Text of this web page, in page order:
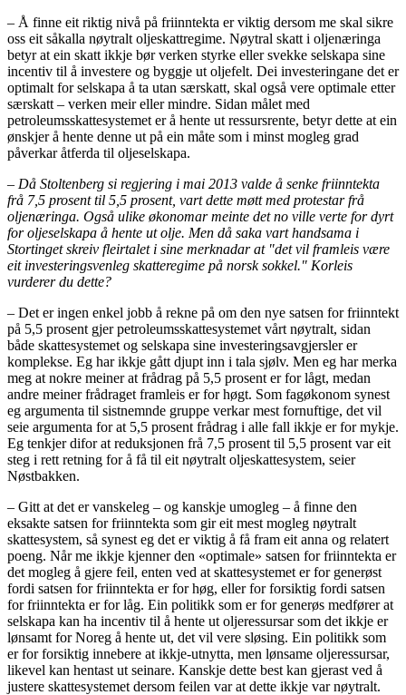
– Å finne eit riktig nivå på friinntekta er viktig dersom me skal sikre
oss eit såkalla nøytralt oljeskattregime. Nøytral skatt i oljenæringa
betyr at ein skatt ikkje bør verken styrke eller svekke selskapa sine
incentiv til å investere og byggje ut oljefelt. Dei investeringane det er
optimalt for selskapa å ta utan særskatt, skal også vere optimale etter
særskatt – verken meir eller mindre. Sidan målet med
petroleumsskattesystemet er å hente ut ressursrente, betyr dette at ein
ønskjer å hente denne ut på ein måte som i minst mogleg grad
påverkar åtferda til oljeselskapa.
– Då Stoltenberg si regjering i mai 2013 valde å senke friinntekta
frå 7,5 prosent til 5,5 prosent, vart dette møtt med protestar frå
oljenæringa. Også ulike økonomar meinte det no ville verte for dyrt
for oljeselskapa å hente ut olje. Men då saka vart handsama i
Stortinget skreiv fleirtalet i sine merknadar at "det vil framleis være
eit investeringsvenleg skatteregime på norsk sokkel." Korleis
vurderer du dette?
– Det er ingen enkel jobb å rekne på om den nye satsen for friinntekt
på 5,5 prosent gjer petroleumsskattesystemet vårt nøytralt, sidan
både skattesystemet og selskapa sine investeringsavgjersler er
komplekse. Eg har ikkje gått djupt inn i tala sjølv. Men eg har merka
meg at nokre meiner at frådrag på 5,5 prosent er for lågt, medan
andre meiner frådraget framleis er for høgt. Som fagøkonom synest
eg argumenta til sistnemnde gruppe verkar mest fornuftige, det vil
seie argumenta for at 5,5 prosent frådrag i alle fall ikkje er for mykje.
Eg tenkjer difor at reduksjonen frå 7,5 prosent til 5,5 prosent var eit
steg i rett retning for å få til eit nøytralt oljeskattesystem, seier
Nøstbakken.
– Gitt at det er vanskeleg – og kanskje umogleg – å finne den
eksakte satsen for friinntekta som gir eit mest mogleg nøytralt
skattesystem, så synest eg det er viktig å få fram eit anna og relatert
poeng. Når me ikkje kjenner den «optimale» satsen for friinntekta er
det mogleg å gjere feil, enten ved at skattesystemet er for generøst
fordi satsen for friinntekta er for høg, eller for forsiktig fordi satsen
for friinntekta er for låg. Ein politikk som er for generøs medfører at
selskapa kan ha incentiv til å hente ut oljeressursar som det ikkje er
lønsamt for Noreg å hente ut, det vil vere sløsing. Ein politikk som
er for forsiktig innebere at ikkje-utnytta, men lønsame oljeressursar,
likevel kan hentast ut seinare. Kanskje dette best kan gjerast ved å
justere skattesystemet dersom feilen var at dette ikkje var nøytralt.